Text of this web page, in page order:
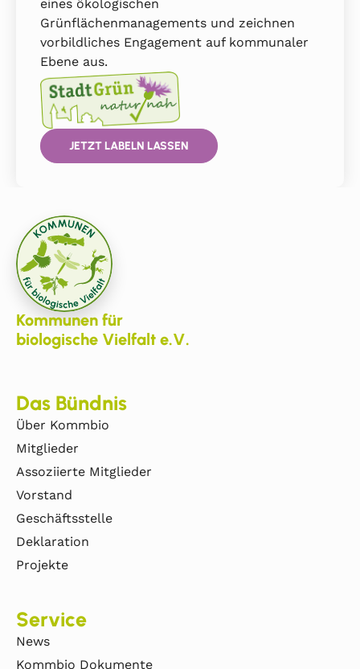
eines ökologischen
Grünflächenmanagements und zeichnen
vorbildliches Engagement auf kommunaler
Ebene aus.
JETZT LABELN LASSEN
Kommunen für
biologische Vielfalt e.V.
Das Bündnis
Über Kommbio
Mitglieder
Assoziierte Mitglieder
Vorstand
Geschäftsstelle
Deklaration
Projekte
Service
News
Kommbio Dokumente